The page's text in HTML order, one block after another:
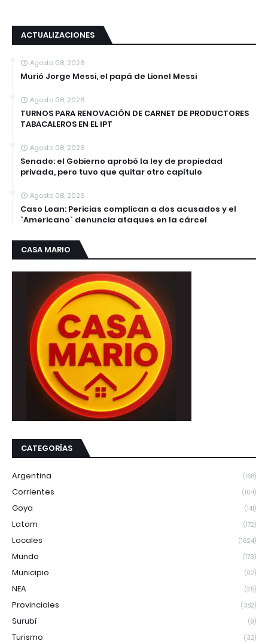
ACTUALIZACIONES
Agosto 08, 2026
Murió Jorge Messi, el papá de Lionel Messi
Agosto 08, 2026
TURNOS PARA RENOVACIÓN DE CARNET DE PRODUCTORES
TABACALEROS EN EL IPT
Agosto 08, 2026
Senado: el Gobierno aprobó la ley de propiedad
privada, pero tuvo que quitar otro capítulo
Agosto 08, 2026
Caso Loan: Pericias complican a dos acusados y el
`Americano` denuncia ataques en la cárcel
CASA MARIO
CATEGORÍAS
Argentina (168)
Corrientes (104)
Goya (141)
Latam (172)
Locales (1624)
Mundo (173)
Municipio (92)
NEA (25)
Provinciales (382)
Surubí (9)
Turismo (32)